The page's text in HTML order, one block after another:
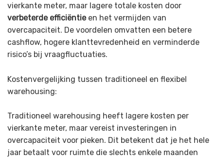
vierkante meter, maar lagere totale kosten door
verbeterde efficiëntieen het vermijden van
overcapaciteit. De voordelen omvatten een betere
cashflow, hogere klanttevredenheid en verminderde
risico’s bij vraagfluctuaties.
Kostenvergelijking tussen traditioneel en flexibel
warehousing:
Traditioneel warehousing heeft lagere kosten per
vierkante meter, maar vereist investeringen in
overcapaciteit voor pieken. Dit betekent dat je het hele
jaar betaalt voor ruimte die slechts enkele maanden